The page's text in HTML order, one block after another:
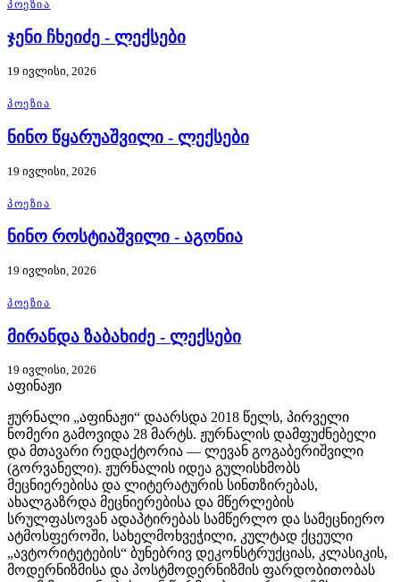
ᲞᲝᲔᲖᲘᲐ
ჯენი ჩხეიძე - ლექსები
19 ივლისი, 2026
ᲞᲝᲔᲖᲘᲐ
ნინო წყარუაშვილი - ლექსები
19 ივლისი, 2026
ᲞᲝᲔᲖᲘᲐ
ნინო როსტიაშვილი - აგონია
19 ივლისი, 2026
ᲞᲝᲔᲖᲘᲐ
მირანდა ზაბახიძე - ლექსები
19 ივლისი, 2026
აფინაჟი
ჟურნალი „აფინაჟი“ დაარსდა 2018 წელს, პირველი
ნომერი გამოვიდა 28 მარტს. ჟურნალის დამფუძნებელი
და მთავარი რედაქტორია — ლევან გოგაბერიშვილი
(გორვანელი). ჟურნალის იდეა გულისხმობს
მეცნიერებისა და ლიტერატურის სინთზირებას,
ახალგაზრდა მეცნიერებისა და მწერლების
სრულფასოვან ადაპტირებას სამწერლო და სამეცნიერო
ატმოსფეროში, სახელმოხვეჭილი, კულტად ქცეული
„ავტორიტეტების“ ბუნებრივ დეკონსტრუქციას, კლასიკის,
მოდერნიზმისა და პოსტმოდერნიზმის ფარდობითობას